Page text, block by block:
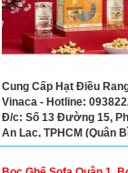
Cung Cấp Hạt Điều
Vinaca - Hotline:
Đ/c: Số 13 Đường 15,
An Lạc, TPHCM (Quận
Tân Cũ)